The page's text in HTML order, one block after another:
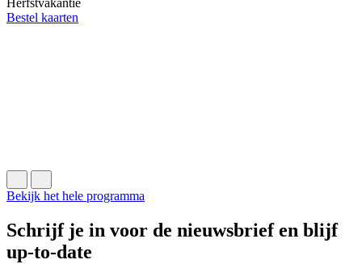
Bestel kaarten
Bekijk het hele programma
Schrijf je in voor de nieuwsbrief en blijf
up-to-date